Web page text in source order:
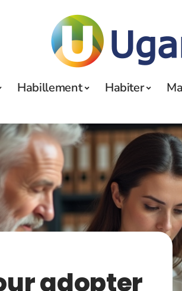
Habillement Habiter
adopter